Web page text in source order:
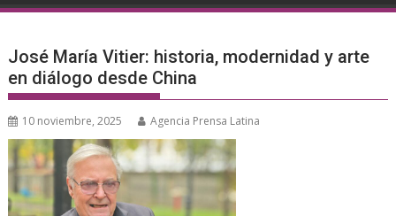
José María Vitier: historia, modernidad y arte
en diálogo desde China
10 noviembre, 2025 Agencia Prensa Latina